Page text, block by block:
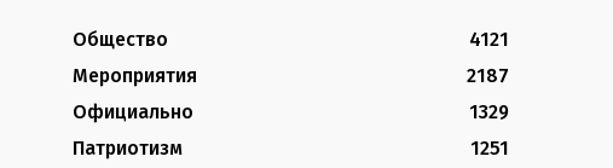
Общество
4121
Мероприятия
2187
Официально
1329
Патриотизм
1251